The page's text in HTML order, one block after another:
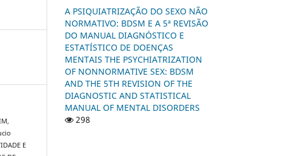
E
A PSIQUIATRIZAÇÃO DO SEXO NÃO
NORMATIVO: BDSM E A 5ª REVISÃO
DO MANUAL DIAGNÓSTICO E
ESTATÍSTICO DE DOENÇAS
MENTAIS THE PSYCHIATRIZATION
OF NONNORMATIVE SEX: BDSM
AND THE 5TH REVISION OF THE
DIAGNOSTIC AND STATISTICAL
MANUAL OF MENTAL DISORDERS
298